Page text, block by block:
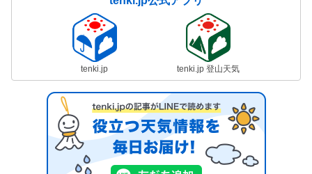
tenki.jp tenki.jp 登山天気